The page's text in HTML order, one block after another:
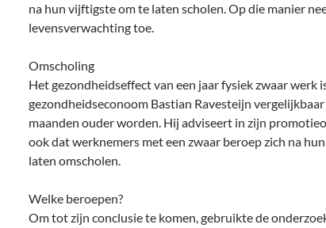
na hun vijftigste om te laten scholen. Op die manier
levensverwachting toe.
Omscholing
Het gezondheidseffect van een jaar fysiek zwaar werk
gezondheidseconoom Bastian Ravesteijn
maanden ouder worden. Hij adviseert in zijn
ook dat werknemers met een zwaar beroep zich na
laten omscholen.
Welke beroepen?
Om tot zijn conclusie te komen, gebruikte de